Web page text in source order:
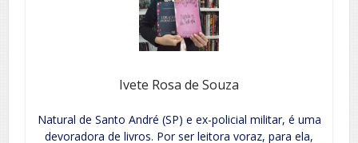
Ivete Rosa de Souza
Natural de Santo André (SP) e ex-policial militar, é uma
devoradora de livros. Por ser leitora voraz, para ela,